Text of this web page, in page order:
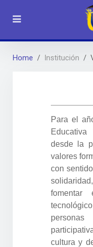
Home Institución
Para el
Educativa
desde la
valores
con
fomentar
cultura y